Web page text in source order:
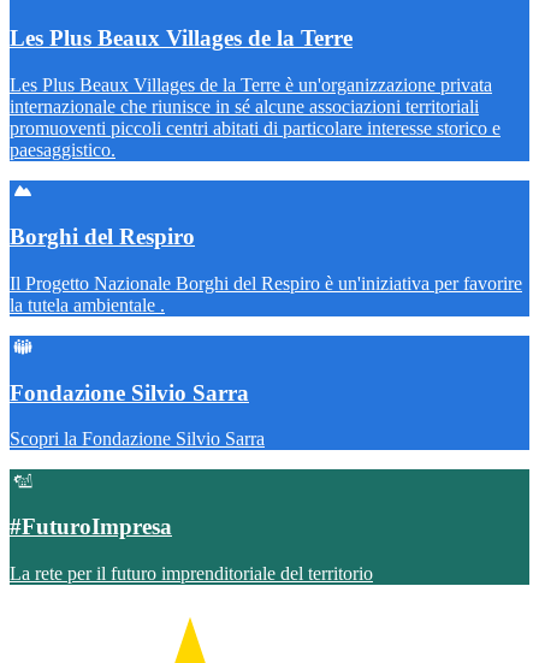
Les Plus Beaux Villages de la Terre
Les Plus Beaux Villages de la Terre è un'organizzazione privata
internazionale che riunisce in sé alcune associazioni territoriali
promuoventi piccoli centri abitati di particolare interesse storico e
paesaggistico.
Borghi del Respiro
Il Progetto Nazionale Borghi del Respiro è un'iniziativa per favorire
la tutela ambientale .
Fondazione Silvio Sarra
Scopri la Fondazione Silvio Sarra
#FuturoImpresa
La rete per il futuro imprenditoriale del territorio